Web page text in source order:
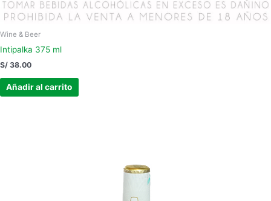
Wine & Beer
Intipalka 375 ml
S/ 38.00
Añadir al carrito